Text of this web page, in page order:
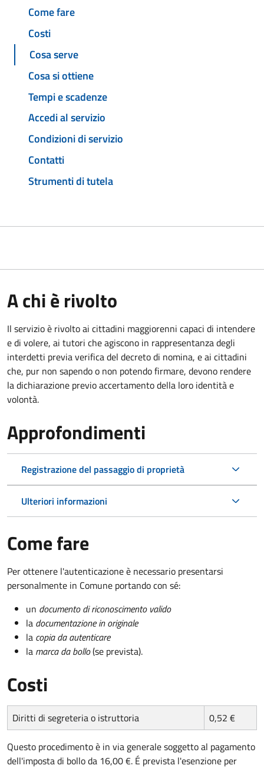
Come fare
Costi
Cosa serve
Cosa si ottiene
Tempi e scadenze
Accedi al servizio
Condizioni di servizio
Contatti
Strumenti di tutela
A chi è rivolto
Il servizio è rivolto ai cittadini maggiorenni capaci di intendere
e di volere, ai tutori che agiscono in rappresentanza degli
interdetti previa verifica del decreto di nomina, e ai cittadini
che, pur non sapendo o non potendo firmare, devono rendere
la dichiarazione previo accertamento della loro identità e
volontà.
Approfondimenti
Registrazione del passaggio di proprietà
Ulteriori informazioni
Come fare
Per ottenere l'autenticazione è necessario presentarsi
personalmente in Comune portando con sé:
un documento di riconoscimento valido
la documentazione in originale
la copia da autenticare
la marca da bollo(se prevista).
Costi
Diritti di segreteria o istruttoria 0,52 €
Questo procedimento è in via generale soggetto al pagamento
dell'imposta di bollo da 16,00 €. É prevista l'esenzione per